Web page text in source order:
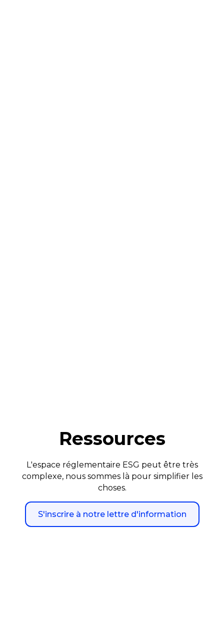
Ressources
L'espace réglementaire ESG peut être très
complexe, nous sommes là pour simplifier les
choses.
S'inscrire à notre lettre d'information